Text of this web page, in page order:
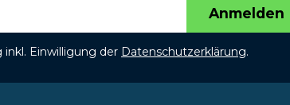
Anmelden
Einwilligung der Datenschutzerklärung.